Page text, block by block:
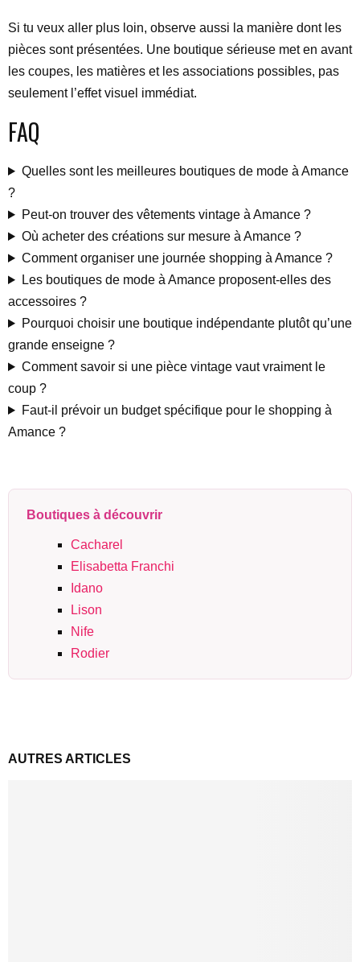
Si tu veux aller plus loin, observe aussi la manière dont les
pièces sont présentées. Une boutique sérieuse met en avant
les coupes, les matières et les associations possibles, pas
seulement l’effet visuel immédiat.
FAQ
Quelles sont les meilleures boutiques de mode à Amance
?
Peut-on trouver des vêtements vintage à Amance ?
Où acheter des créations sur mesure à Amance ?
Comment organiser une journée shopping à Amance ?
Les boutiques de mode à Amance proposent-elles des
accessoires ?
Pourquoi choisir une boutique indépendante plutôt qu’une
grande enseigne ?
Comment savoir si une pièce vintage vaut vraiment le
coup ?
Faut-il prévoir un budget spécifique pour le shopping à
Amance ?
Boutiques à découvrir
Cacharel
Elisabetta Franchi
Idano
Lison
Nife
Rodier
AUTRES ARTICLES